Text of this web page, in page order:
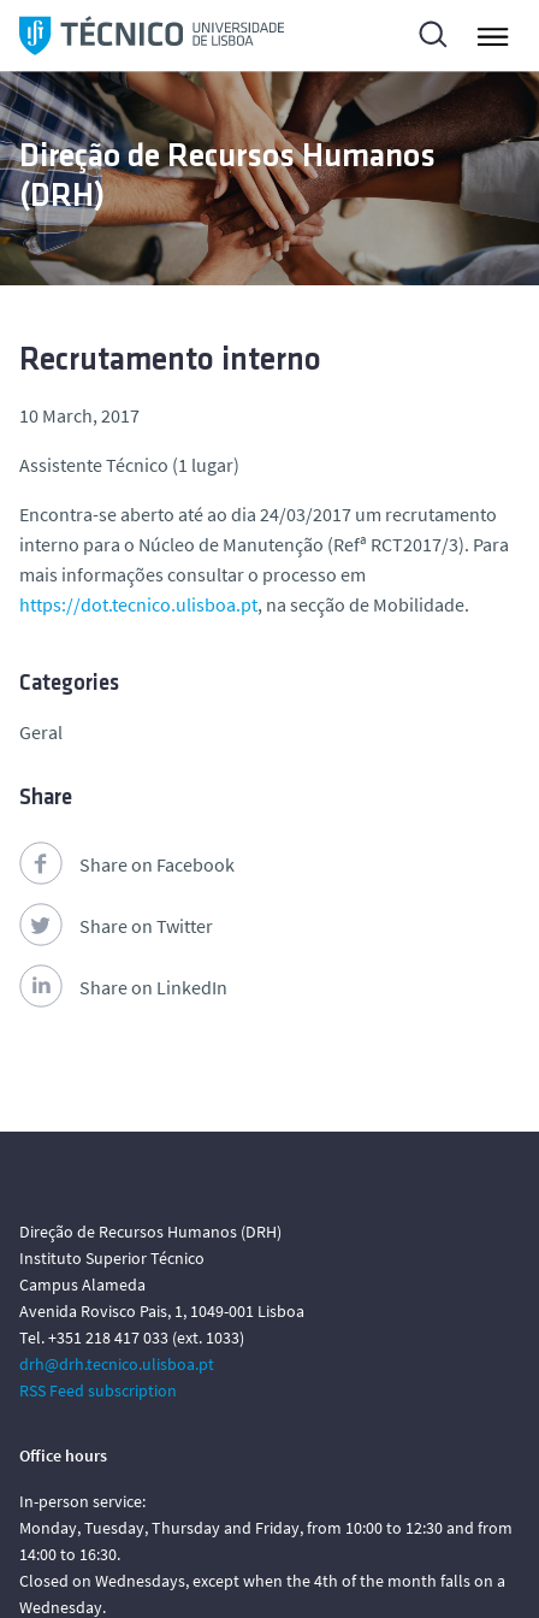
i
p
t
o
c
o
t
Direção de Recursos Humanos
(DRH)
Recrutamento interno
10 March, 2017
Assistente Técnico (1 lugar)
Encontra-se aberto até ao dia 24/03/2017 um recrutamento
interno para o Núcleo de Manutenção (Refª RCT2017/3). Para
mais informações consultar o processo em
https://dot.tecnico.ulisboa.pt, na secção de Mobilidade.
Categories
Geral
Share
Share on Facebook
Share on Twitter
Share on LinkedIn
Direção de Recursos Humanos (DRH)
Instituto Superior Técnico
Campus Alameda
Avenida Rovisco Pais, 1, 1049-001 Lisboa
Tel. +351 218 417 033 (ext. 1033)
drh@drh.tecnico.ulisboa.pt
RSS Feed subscription
Office hours
In-person service:
Monday, Tuesday, Thursday and Friday, from 10:00 to 12:30 and from
14:00 to 16:30.
Closed on Wednesdays, except when the 4th of the month falls on a
Wednesday.